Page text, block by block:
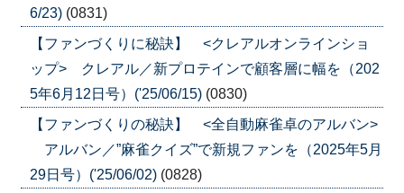
6/23) (0831)
【ファンづくりに秘訣】 <クレアルオンラインショ
ップ> クレアル／新プロテインで顧客層に幅を（202
5年6月12日号）('25/06/15) (0830)
【ファンづくりの秘訣】 <全自動麻雀卓のアルバン>
アルバン／”麻雀クイズ”で新規ファンを（2025年5月
29日号）('25/06/02) (0828)